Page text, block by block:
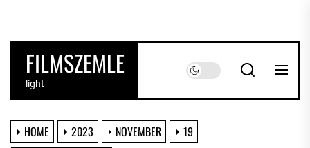
the
contentFILMSZEMLE
light
HOME 2023 NOVEMBER
19